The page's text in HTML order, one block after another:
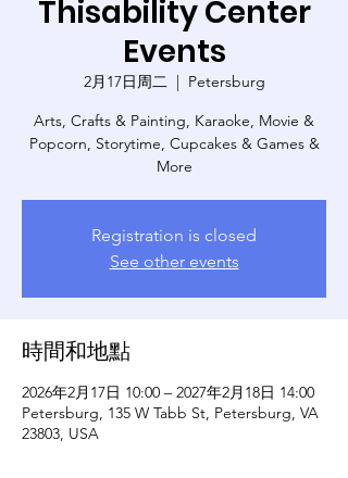
Thisability Center
Events
2月17日周二
  |
Petersburg
Arts, Crafts & Painting, Karaoke, Movie &
Popcorn, Storytime, Cupcakes & Games &
More
Registration is closed
See other events
時間和地點
2026年2月17日 10:00 – 2027年2月18日 14:00
Petersburg, 135 W Tabb St, Petersburg, VA
23803, USA